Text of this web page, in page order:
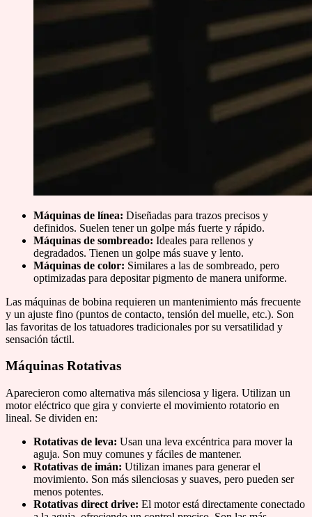
Máquinas de línea: Diseñadas para trazos precisos y
definidos. Suelen tener un golpe más fuerte y rápido.
Máquinas de sombreado: Ideales para rellenos y
degradados. Tienen un golpe más suave y lento.
Máquinas de color: Similares a las de sombreado, pero
optimizadas para depositar pigmento de manera uniforme.
Las máquinas de bobina requieren un mantenimiento más frecuente
y un ajuste fino (puntos de contacto, tensión del muelle, etc.). Son
las favoritas de los tatuadores tradicionales por su versatilidad y
sensación táctil.
Máquinas Rotativas
Aparecieron como alternativa más silenciosa y ligera. Utilizan un
motor eléctrico que gira y convierte el movimiento rotatorio en
lineal. Se dividen en:
Rotativas de leva: Usan una leva excéntrica para mover la
aguja. Son muy comunes y fáciles de mantener.
Rotativas de imán: Utilizan imanes para generar el
movimiento. Son más silenciosas y suaves, pero pueden ser
menos potentes.
Rotativas direct drive: El motor está directamente conectado